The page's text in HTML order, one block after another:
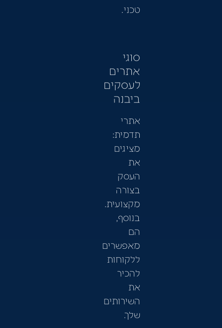
טכני.
סוגי
אתרים
לעסקים
ביבנה
אתרי
תדמית:
מציגים
את
העסק
בצורה
מקצועית.
בנוסף,
הם
מאפשרים
ללקוחות
להכיר
את
השירותים
שלך.